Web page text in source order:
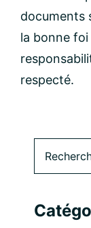
documents
la bonne
respecté.
Barre
dans
Web